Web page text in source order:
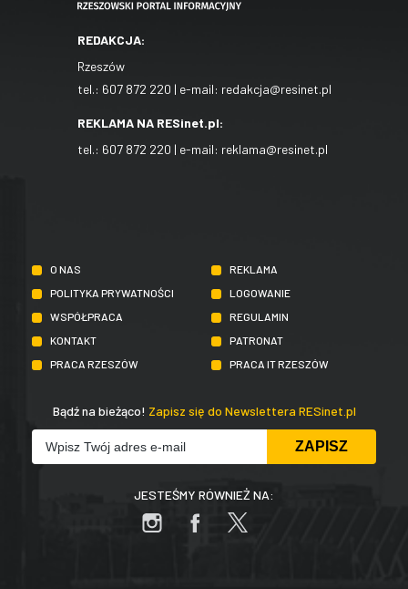
REDAKCJA:
Rzeszów
tel.: 607 872 220 | e-mail: redakcja@resinet.pl
REKLAMA NA RESinet.pl:
tel.: 607 872 220 | e-mail: reklama@resinet.pl
O NAS
REKLAMA
POLITYKA PRYWATNOŚCI
LOGOWANIE
WSPÓŁPRACA
REGULAMIN
KONTAKT
PATRONAT
PRACA RZESZÓW
PRACA IT RZESZÓW
Bądź na bieżąco! Zapisz się do Newslettera RESinet.pl
JESTEŚMY RÓWNIEŻ NA: